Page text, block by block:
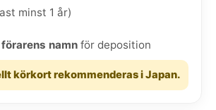
minst 1 år)
namn för deposition
körkort rekommenderas i Japan.